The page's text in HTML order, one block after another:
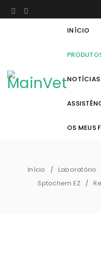
INÍCIO
NOTÍCIAS
OS MEUS
Início / Laboratório
Sptochem EZ /